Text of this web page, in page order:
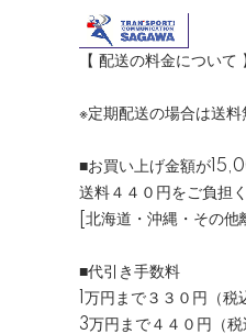
【 配送の料金について
※定期配送の場合は送料
■お買い上げ金額が
送料４４０円をご負担く
[北海道・沖縄・その他
■代引き手数料
1万円まで３３０円（税
3万円まで４４０円（税